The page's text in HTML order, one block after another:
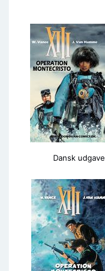
Dansk udgave